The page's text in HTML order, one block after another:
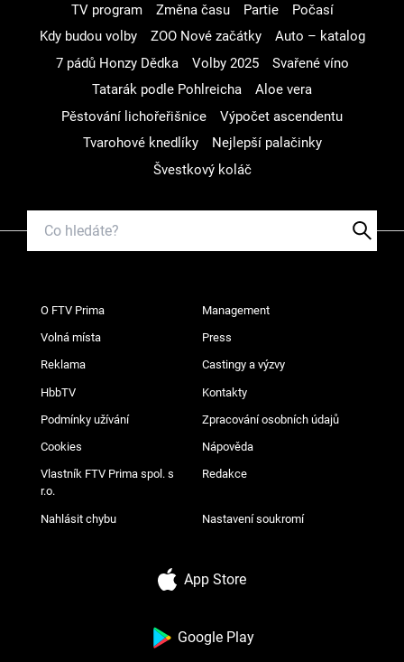
TV program
Změna času Partie
Počasí
Kdy budou volby
ZOO Nové začátky
Auto – katalog
7 pádů Honzy Dědka
Volby 2025
Svařené víno
Tatarák podle Pohlreicha
Aloe vera
Pěstování lichořeřišnice
Výpočet ascendentu
Tvarohové knedlíky
Nejlepší palačinky
Švestkový koláč
O FTV Prima Management
Volná místa Press
Reklama Castingy a výzvy
HbbTV Kontakty
Podmínky užívání Zpracování osobních údajů
Cookies Nápověda
Vlastník FTV Prima spol. s
r.o.
Redakce
Nahlásit chybu Nastavení soukromí
App Store
Google Play